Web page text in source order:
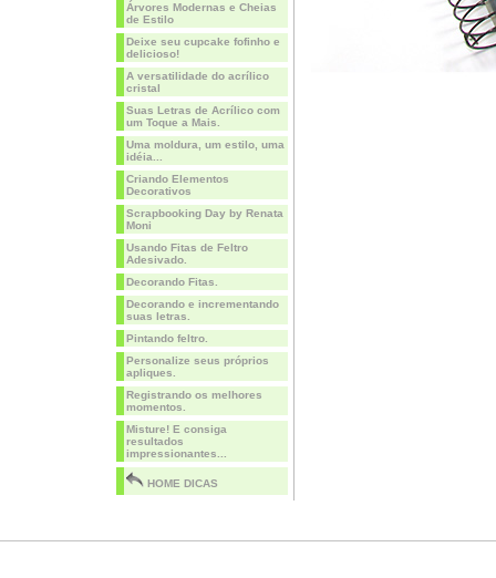
Árvores Modernas e Cheias
de Estilo
Deixe seu cupcake fofinho e
delicioso!
A versatilidade do acrílico
cristal
Suas Letras de Acrílico com
um Toque a Mais.
Uma moldura, um estilo, uma
idéia...
Criando Elementos
Decorativos
Scrapbooking Day by Renata
Moni
Usando Fitas de Feltro
Adesivado.
Decorando Fitas.
Decorando e incrementando
suas letras.
Pintando feltro.
Personalize seus próprios
apliques.
Registrando os melhores
momentos.
Misture! E consiga
resultados
impressionantes...
HOME DICAS